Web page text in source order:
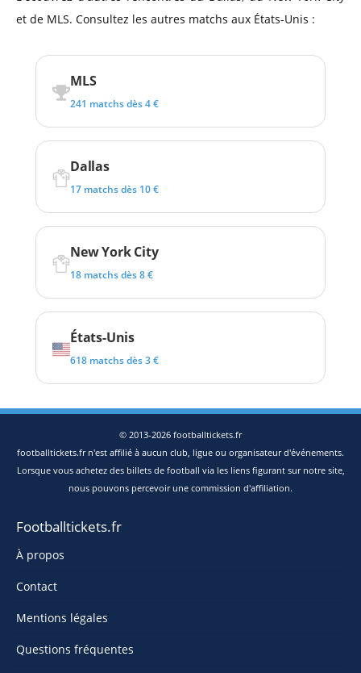
et de MLS. Consultez les autres matchs aux États-Unis :
MLS
241 matchs dès 4 €
Dallas
17 matchs dès 10 €
New York City
18 matchs dès 8 €
États-Unis
618 matchs dès 3 €
© 2013-2026 footballtickets.fr
footballtickets.fr n'est affilié à aucun club, ligue ou organisateur d'événements.
Lorsque vous achetez des billets de football via les liens figurant sur notre site,
nous pouvons percevoir une commission d'affiliation.
Footballtickets.fr
À propos
Contact
Mentions légales
Questions fréquentes